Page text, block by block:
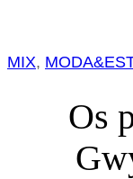
MIX,
Os